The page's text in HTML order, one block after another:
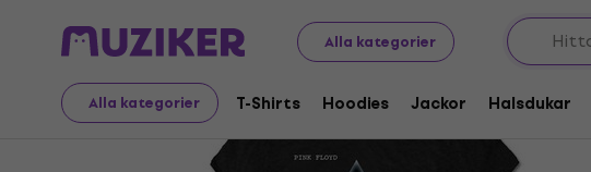
Alla kategorier
Alla kategorier T-Shirts Hoodies Jackor Halsdukar
Merch Musikalisk Merch T-Shirts